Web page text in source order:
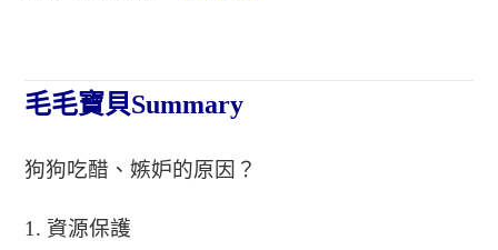
毛毛寶貝Summary
狗狗吃醋、嫉妒的原因 ？
1. 資源保護